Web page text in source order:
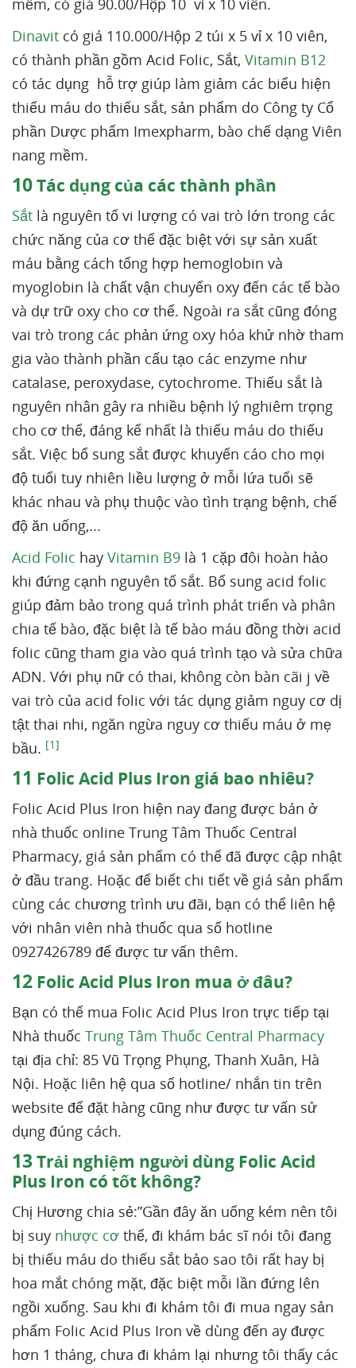
mềm, có giá 90.00/Hộp 10 vỉ x 10 viên.
Dinavit có giá 110.000/Hộp 2 túi x 5 vỉ x 10 viên,
có thành phần gồm Acid Folic, Sắt, Vitamin B12
có tác dụng hỗ trợ giúp làm giảm các biểu hiện
thiếu máu do thiếu sắt, sản phẩm do Công ty Cổ
phần Dược phẩm Imexpharm, bào chế dạng Viên
nang mềm.
10Tác dụng của các thành phần
Sắt là nguyên tố vi lượng có vai trò lớn trong các
chức năng của cơ thể đặc biệt với sự sản xuất
máu bằng cách tổng hợp hemoglobin và
myoglobin là chất vận chuyển oxy đến các tế bào
và dự trữ oxy cho cơ thể. Ngoài ra sắt cũng đóng
vai trò trong các phản ứng oxy hóa khử nhờ tham
gia vào thành phần cấu tạo các enzyme như
catalase, peroxydase, cytochrome. Thiếu sắt là
nguyên nhân gây ra nhiều bệnh lý nghiêm trọng
cho cơ thể, đáng kể nhất là thiếu máu do thiếu
sắt. Việc bổ sung sắt được khuyến cáo cho mọi
độ tuổi tuy nhiên liều lượng ở mỗi lứa tuổi sẽ
khác nhau và phụ thuộc vào tình trạng bệnh, chế
độ ăn uống,...
Acid Folic hay Vitamin B9 là 1 cặp đôi hoàn hảo
khi đứng cạnh nguyên tố sắt. Bổ sung acid folic
giúp đảm bảo trong quá trình phát triển và phân
chia tế bào, đặc biệt là tế bào máu đồng thời acid
folic cũng tham gia vào quá trình tạo và sửa chữa
ADN. Với phụ nữ có thai, không còn bàn cãi j về
vai trò của acid folic với tác dụng giảm nguy cơ dị
tật thai nhi, ngăn ngừa nguy cơ thiếu máu ở mẹ
bầu. [1]
11 Folic Acid Plus Iron giá bao nhiêu?
Folic Acid Plus Iron hiện nay đang được bán ở
nhà thuốc online Trung Tâm Thuốc Central
Pharmacy, giá sản phẩm có thể đã được cập nhật
ở đầu trang. Hoặc để biết chi tiết về giá sản phẩm
cùng các chương trình ưu đãi, bạn có thể liên hệ
với nhân viên nhà thuốc qua số hotline
0927426789 để được tư vấn thêm.
12 Folic Acid Plus Iron mua ở đâu?
Bạn có thể mua Folic Acid Plus Iron trực tiếp tại
Nhà thuốc Trung Tâm Thuốc Central Pharmacy
tại địa chỉ: 85 Vũ Trọng Phụng, Thanh Xuân, Hà
Nội. Hoặc liên hệ qua số hotline/ nhắn tin trên
website để đặt hàng cũng như được tư vấn sử
dụng đúng cách.
13Trải nghiệm người dùng Folic Acid
Plus Iron có tốt không?
Chị Hương chia sẻ:”Gần đây ăn uống kém nên tôi
bị suy nhược cơ thể, đi khám bác sĩ nói tôi đang
bị thiếu máu do thiếu sắt bảo sao tôi rất hay bị
hoa mắt chóng mặt, đặc biệt mỗi lần đứng lên
ngồi xuống. Sau khi đi khám tôi đi mua ngay sản
phẩm Folic Acid Plus Iron về dùng đến ay được
hơn 1 tháng, chưa đi khám lại nhưng tôi thấy các